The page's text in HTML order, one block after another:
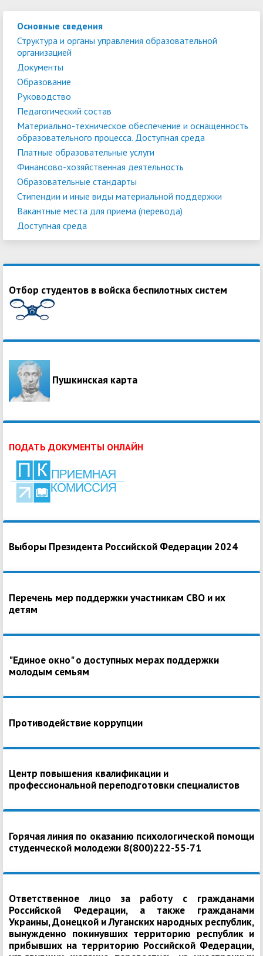
Основные сведения
Структура и органы управления образовательной
организацией
Документы
Образование
Руководство
Педагогический состав
Материально-техническое обеспечение и оснащенность
образовательного процесса. Доступная среда
Платные образовательные услуги
Финансово-хозяйственная деятельность
Образовательные стандарты
Стипендии и иные виды материальной поддержки
Вакантные места для приема (перевода)
Доступная среда
Отбор студентов в войска беспилотных систем
Пушкинская карта
ПОДАТЬ ДОКУМЕНТЫ ОНЛАЙН
Выборы Президента Российской Федерации 2024
Перечень мер поддержки участникам СВО и их
детям
"Единое окно" о доступных мерах поддержки
молодым семьям
Противодействие коррупции
Центр повышения квалификации и
профессиональной переподготовки специалистов
Горячая линия по оказанию психологической помощи
студенческой молодежи 8(800)222-55-71
Ответственное лицо за работу с гражданами
Российской Федерации, а также гражданами
Украины, Донецкой и Луганских народных республик,
вынужденно покинувших территорию республик и
прибывших на территорию Российской Федерации,